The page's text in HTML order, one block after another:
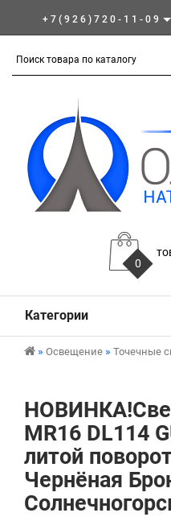
+7(926)720-11-09
0
Категории
Освещение Точечные
MR16 DL114
литой
Чернёная